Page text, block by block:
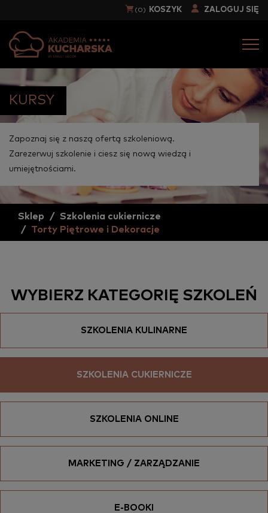
(0) KOSZYK ZALOGUJ SIĘ
KURSY
Zapoznaj się z naszą ofertą szkoleniową.
Zarezerwuj szkolenie i ciesz się nową wiedzą i
umiejętnościami.
Sklep
Szkolenia cukiernicze
Torty Piętrowe i Dekoracje
WYBIERZ KATEGORIĘ SZKOLEŃ
SZKOLENIA KULINARNE
SZKOLENIA CUKIERNICZE
SZKOLENIA ONLINE
MARKETING / ZARZĄDZANIE
E-BOOKI